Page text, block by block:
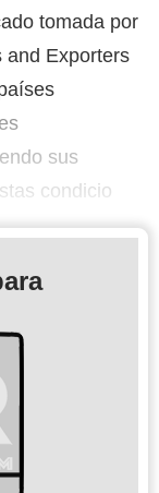
tomada por
and Exporters
sus
condicio